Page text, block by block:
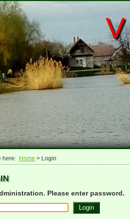
here: Home > Login
Please enter password.